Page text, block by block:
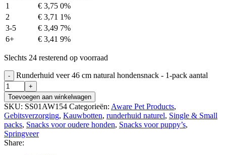
1
€ 3,75 0%
2
€ 3,71 1%
3-5
€ 3,49 7%
6+
€ 3,41 9%
Slechts 24 resterend op voorraad
Runderhuid veer 46 cm natural hondensnack - 1-pack aantal
Toevoegen aan winkelwagen
SKU: SS01AW154 Categorieën: Aware Pet Products,
Gebitsverzorging, Kauwbotten, runderhuid naturel, Single & Small
packs, Snacks voor oudere honden, Snacks voor puppy’s,
Springveer
Share: